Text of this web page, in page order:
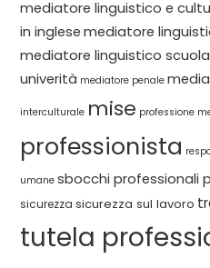
mediatore linguistico e
in inglese mediatore
mediatore linguistico scuola
univerità mediatore penale
interculturale mise professione
professionista
umane sbocchi professionali
sicurezza sicurezza sul lavoro
tutela